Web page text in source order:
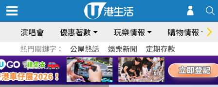
演唱會 優惠著數 玩樂情報 購物情報
熱門關鍵字： 公屋熱話 娛樂新聞 定期存款